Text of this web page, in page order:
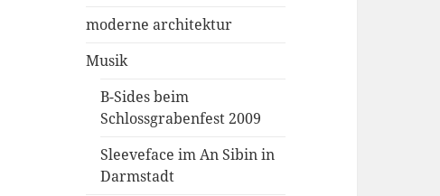
moderne architektur
Musik
B-Sides beim
Schlossgrabenfest 2009
Sleeveface im An Sibin in
Darmstadt